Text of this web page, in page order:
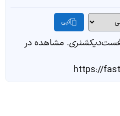
کپی
فست‌دیکشنری. مشاهده در
https://